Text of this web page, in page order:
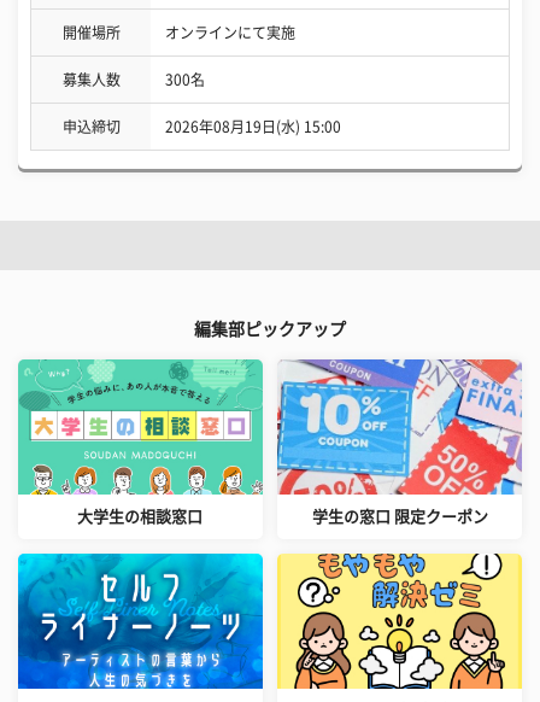
開催場所 オンラインにて実施
募集人数 300名
申込締切 2026年08月19日(水) 15:00
編集部ピックアップ
大学生の相談窓口 学生の窓口 限定クーポン